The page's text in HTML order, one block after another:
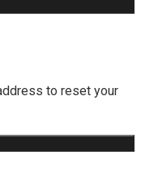
to reset your